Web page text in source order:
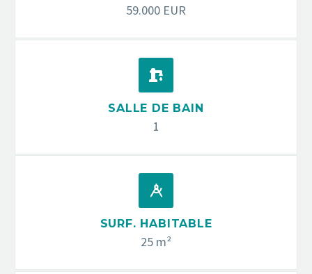
59.000 EUR


SALLE DE BAIN
1


SURF. HABITABLE
25 m²